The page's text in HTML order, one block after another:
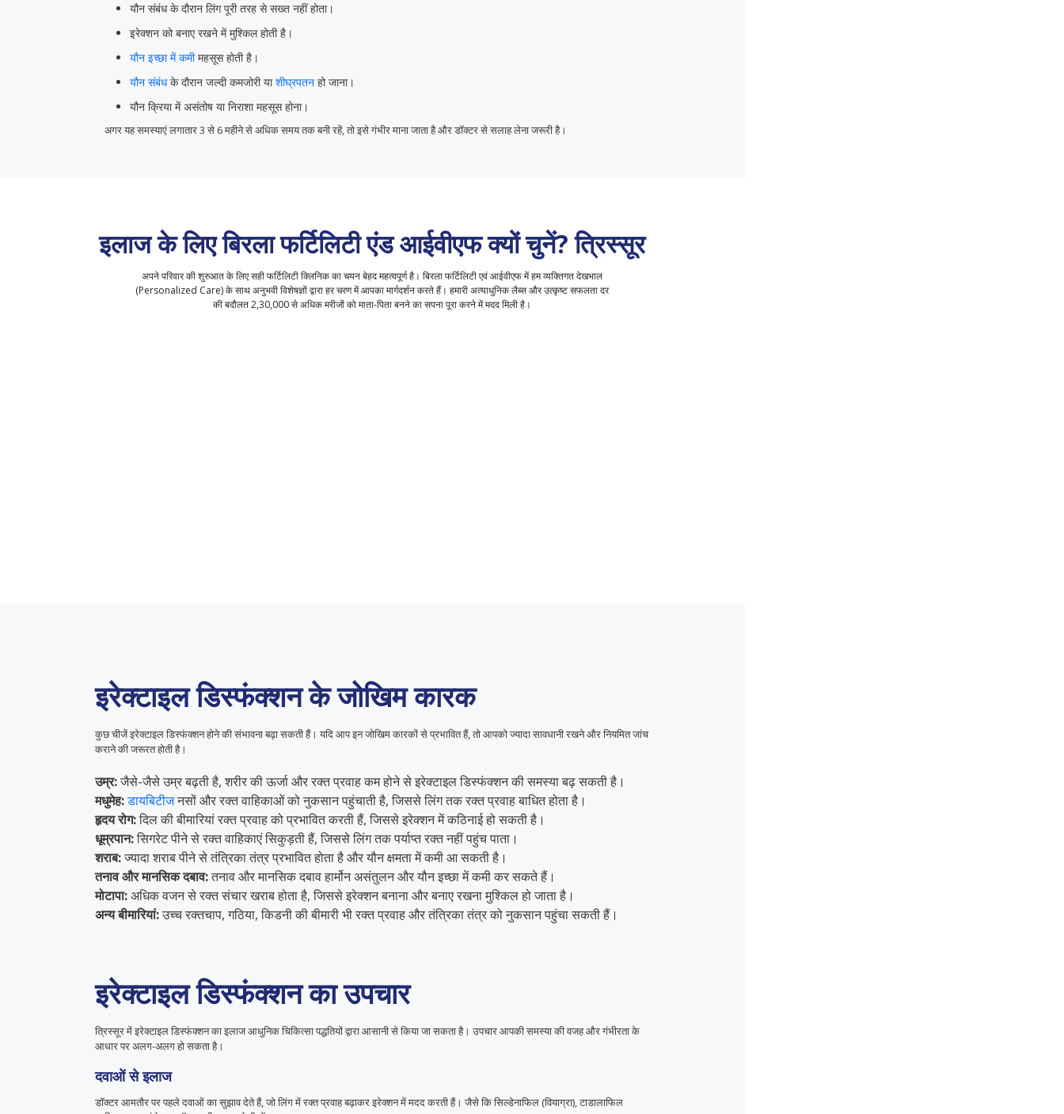
यौन संबंध के दौरान लिंग पूरी तरह से सख्त नहीं होता।
इरेक्शन को बनाए रखने में मुश्किल होती है।
यौन इच्छा में कमीमहसूस होती है।
यौन संबंधके दौरान जल्दी कमजोरी याशीघ्रपतन हो जाना।
यौन क्रिया में असंतोष या निराशा महसूस होना।
अगर यह समस्याएं लगातार 3 से 6 महीने से अधिक समय तक बनी रहें, तो इसे गंभीर माना जाता है और डॉक्टर से सलाह लेना जरूरी है।
इलाज के लिए बिरला फर्टिलिटी एंड आईवीएफ क्यों चुनें? त्रिस्सूर
अपने परिवार की शुरुआत के लिए सही फर्टिलिटी क्लिनिक का चयन बेहद महत्वपूर्ण है। बिरला फर्टिलिटी एवं आईवीएफ में हम व्यक्तिगत देखभाल
(Personalized Care) के साथ अनुभवी विशेषज्ञों द्वारा हर चरण में आपका मार्गदर्शन करते हैं। हमारी अत्याधुनिक लैब्स और उत्कृष्ट सफलता दर
की बदौलत 2,30,000 से अधिक मरीजों को माता-पिता बनने का सपना पूरा करने में मदद मिली है।
इरेक्टाइल डिस्फंक्शन के जोखिम कारक
कुछ चीजें इरेक्टाइल डिस्फंक्शन होने की संभावना बढ़ा सकती हैं। यदि आप इन जोखिम कारकों से प्रभावित हैं, तो आपको ज्यादा सावधानी रखने और नियमित जांच
कराने की जरूरत होती है।
उम्र:जैसे-जैसे उम्र बढ़ती है, शरीर की ऊर्जा और रक्त प्रवाह कम होने से इरेक्टाइल डिस्फंक्शन की समस्या बढ़ सकती है।
मधुमेह:डायबिटीजनसों और रक्त वाहिकाओं को नुकसान पहुंचाती है, जिससे लिंग तक रक्त प्रवाह बाधित होता है।
हृदय रोग:दिल की बीमारियां रक्त प्रवाह को प्रभावित करती हैं, जिससे इरेक्शन में कठिनाई हो सकती है।
धूम्रपान:सिगरेट पीने से रक्त वाहिकाएं सिकुड़ती हैं, जिससे लिंग तक पर्याप्त रक्त नहीं पहुंच पाता।
शराब:ज्यादा शराब पीने से तंत्रिका तंत्र प्रभावित होता है और यौन क्षमता में कमी आ सकती है।
तनाव और मानसिक दबाव:तनाव और मानसिक दबाव हार्मोन असंतुलन और यौन इच्छा में कमी कर सकते हैं।
मोटापा:अधिक वजन से रक्त संचार खराब होता है, जिससे इरेक्शन बनाना और बनाए रखना मुश्किल हो जाता है।
अन्य बीमारियां:उच्च रक्तचाप, गठिया, किडनी की बीमारी भी रक्त प्रवाह और तंत्रिका तंत्र को नुकसान पहुंचा सकती हैं।
इरेक्टाइल डिस्फंक्शन का उपचार
त्रिस्सूर में इरेक्टाइल डिस्फंक्शन का इलाज आधुनिक चिकित्सा पद्धतियों द्वारा आसानी से किया जा सकता है। उपचार आपकी समस्या की वजह और गंभीरता के
आधार पर अलग-अलग हो सकता है।
दवाओं से इलाज
डॉक्टर आमतौर पर पहले दवाओं का सुझाव देते हैं, जो लिंग में रक्त प्रवाह बढ़ाकर इरेक्शन में मदद करती हैं। जैसे कि सिल्डेनाफिल (वियाग्रा), टाडालाफिल